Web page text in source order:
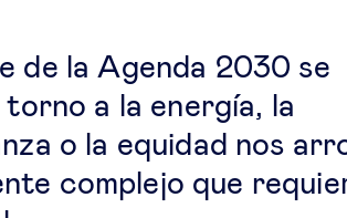
de la Agenda 2030 se
a la energía, la
o la equidad nos
complejo que